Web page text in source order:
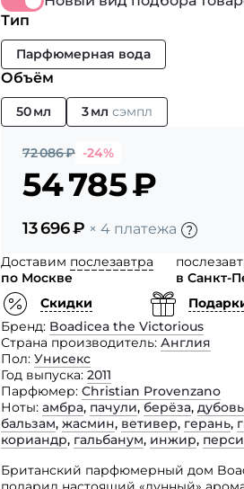
Тип
Парфюмерная вода
Объём
50 мл 3 мл сэмпл
72 086₽ -24%
54 785₽
13 696₽ × 4 платежа
Доставим послезавтра
по Москве
в Санкт-
Скидки
Бренд Boadicea the Victorious
Страна производитель Англия
Пол Унисекс
Год выпуска 2011
Парфюмер Christian Provenzano
Ноты амбра, пачули, берёза,
бальзам, жасмин, ветивер, герань,
кориандр, гальбанум, инжир,
Британский парфюмерный дом